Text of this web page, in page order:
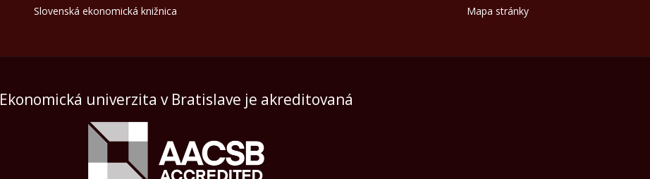
Slovenská ekonomická knižnica
Mapa stránky
Ekonomická univerzita v Bratislave je akreditovaná